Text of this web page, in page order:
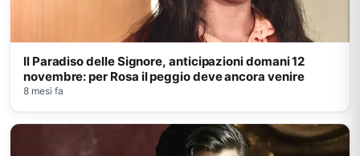
Il Paradiso delle Signore, anticipazioni domani 12
novembre: per Rosa il peggio deve ancora venire
8 mesi fa